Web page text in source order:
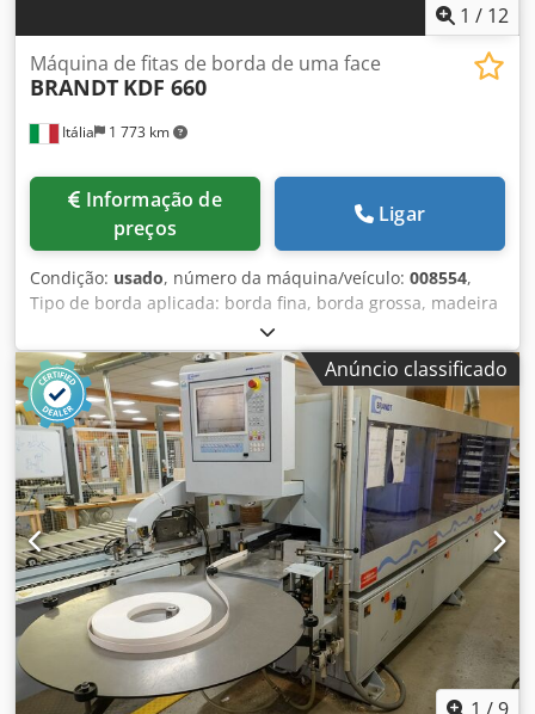
1 / 12
Itália 1 773 km
Máquina de fitas de borda de uma face
BRANDT KDF 660
preços
Ligar
Condição: usado, número da máquina/veículo: 008554,
Tipo de borda aplicada: borda fina, borda grossa, madeira
maciça Crsdpjzg D Ezefx Ac Uof Sistema de colagem: EVA
Fresagem de união: sim Unidade multifuncional: sim
Velocidade máxima de avanço: 16 m/min Espessura
máxima do painel: 60 mm Unidades de trabalho: 8 unid.
Anúncio classificado